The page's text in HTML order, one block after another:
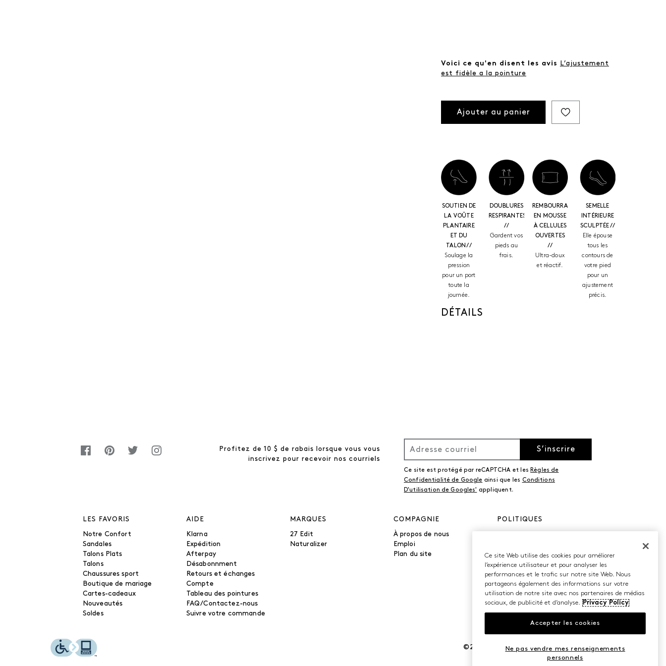
Voici ce qu'en disent les avis L’ajustement
est fidèle a la pointure
Ajouter au panier
SOUTIEN DE
LA VOÛTE
PLANTAIRE
ET DU
TALON //
Soulage la
pression
pour un port
toute la
journée.
DOUBLURES
RESPIRANTES
//
Gardent vos
pieds au
frais.
REMBOURRAGE
EN MOUSSE
À CELLULES
OUVERTES
//
Ultra-doux
et réactif.
SEMELLE
INTÉRIEURE
SCULPTÉE //
Elle épouse
tous les
contours de
votre pied
pour un
ajustement
précis.
DÉTAILS
Profitez de 10 $ de rabais lorsque vous vous
inscrivez pour recevoir nos courriels
S’inscrire
Ce site est protégé par reCAPTCHA et les Règles de
Confidentialité de Google ainsi que les Conditions
D'utilisation de Googles' appliquent.
LES FAVORIS
Notre Confort
Sandales
Talons Plats
Talons
Chaussures sport
Boutique de mariage
Cartes-cadeaux
Nouveautés
Soldes
AIDE
Klarna
Expédition
Afterpay
Désabonnment
Retours et échanges
Compte
Tableau des pointures
FAQ/Contactez-nous
Suivre votre commande
MARQUES
27 Edit
Naturalizer
COMPAGNIE
À propos de nous
Emploi
Plan du site
POLITIQUES
Conditions d’utilisation
Accessibilité
©2026 Caleres, Inc. Tous droits réservés.
Ce site Web utilise des cookies pour améliorer
l’expérience utilisateur et pour analyser les
performances et le trafic sur notre site Web. Nous
partageons également des informations sur votre
utilisation de notre site avec nos partenaires de médias
sociaux, de publicité et d’analyse.
Privacy Policy
Accepter les cookies
Ne pas vendre mes renseignements
personnels